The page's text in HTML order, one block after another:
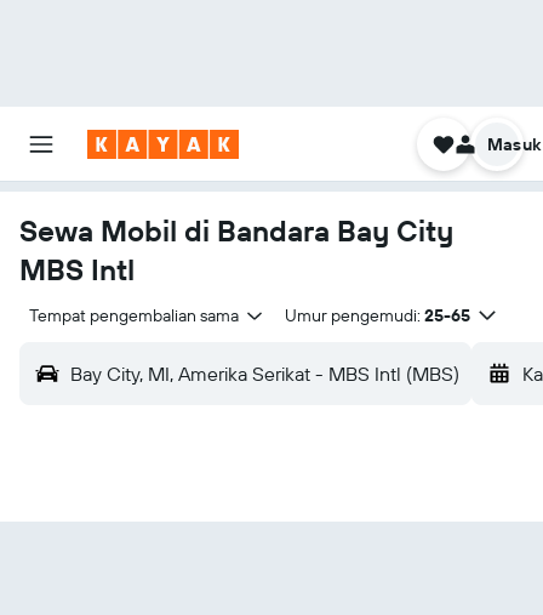
Masuk
Sewa Mobil di Bandara Bay City
MBS Intl
Tempat pengembalian sama Umur pengemudi: 25-65
Bay City, MI, Amerika Serikat - MBS Intl (MBS)